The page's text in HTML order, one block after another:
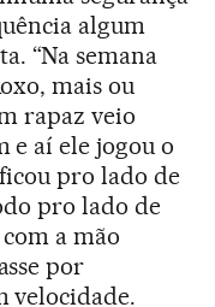
algum
“Na semana
mais ou
rapaz veio
aí ele jogou o
pro lado de
pro lado de
a mão
por
velocidade.